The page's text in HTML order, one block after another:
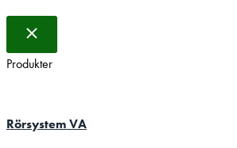
Produkter
Rörsystem VA